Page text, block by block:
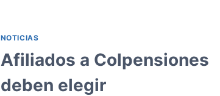
UN
ADOLECENTE
VÍCTIMA
DE
NOTICIAS
Afiliados a Colpensiones
deben elegir